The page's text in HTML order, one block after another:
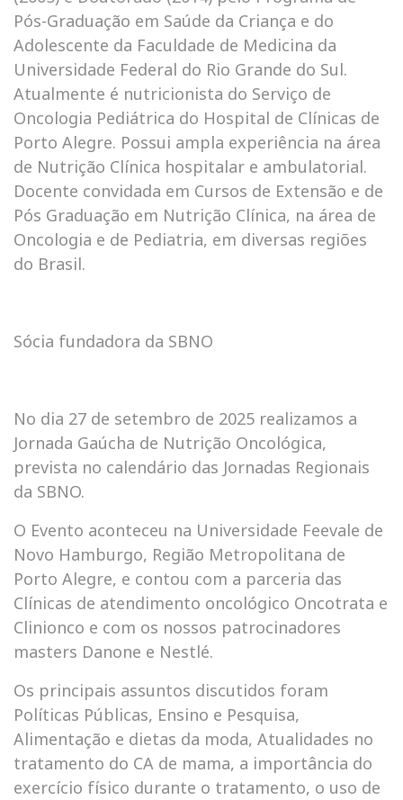
Pós-Graduação em Saúde da Criança e do
Adolescente da Faculdade de Medicina da
Universidade Federal do Rio Grande do Sul.
Atualmente é nutricionista do Serviço de
Oncologia Pediátrica do Hospital de Clínicas de
Porto Alegre. Possui ampla experiência na área
de Nutrição Clínica hospitalar e ambulatorial.
Docente convidada em Cursos de Extensão e de
Pós Graduação em Nutrição Clínica, na área de
Oncologia e de Pediatria, em diversas regiões
do Brasil.
Sócia fundadora da SBNO
No dia 27 de setembro de 2025 realizamos a
Jornada Gaúcha de Nutrição Oncológica,
prevista no calendário das Jornadas Regionais
da SBNO.
O Evento aconteceu na Universidade Feevale de
Novo Hamburgo, Região Metropolitana de
Porto Alegre, e contou com a parceria das
Clínicas de atendimento oncológico Oncotrata e
Clinionco e com os nossos patrocinadores
masters Danone e Nestlé.
Os principais assuntos discutidos foram
Políticas Públicas, Ensino e Pesquisa,
Alimentação e dietas da moda, Atualidades no
tratamento do CA de mama, a importância do
exercício físico durante o tratamento, o uso de